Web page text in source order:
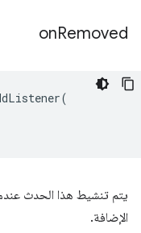
onRemoved
(
يتم تنشيط هذا الحدث
الإضافة.